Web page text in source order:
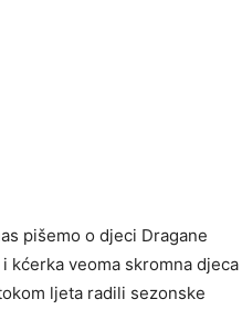
pišemo o djeci Dragane
kćerka veoma skromna djeca
ljeta radili sezonske